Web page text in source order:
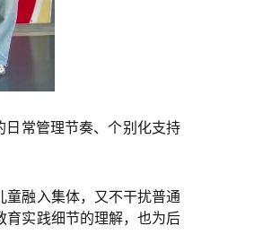
日常管理节奏、个别化支持
童融入集体，又不干扰普通
育实践细节的理解，也为后